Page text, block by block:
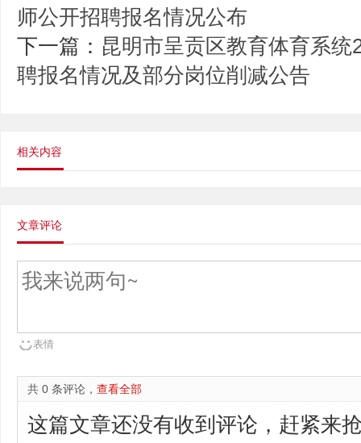
师公开招聘报名情况公布
下一篇： 昆明市呈贡区教育体育系
聘报名情况及部分岗位削减公告
相关内容
文章评论
表情
共 0 条评论， 查看全部
这篇文章还没有收到评论，赶紧来